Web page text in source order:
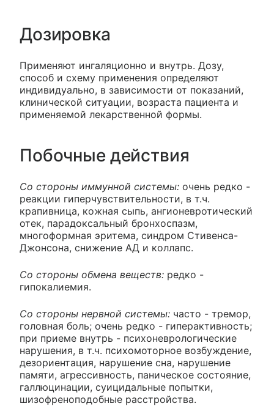
Дозировка
Применяют ингаляционно и внутрь. Дозу,
способ и схему применения определяют
индивидуально, в зависимости от показаний,
клинической ситуации, возраста пациента и
применяемой лекарственной формы.
Побочные действия
Со стороны иммунной системы: очень редко -
реакции гиперчувствительности, в т.ч.
крапивница, кожная сыпь, ангионевротический
отек, парадоксальный бронхоспазм,
многоформная эритема, синдром Стивенса-
Джонсона, снижение АД и коллапс.
Со стороны обмена веществ: редко -
гипокалиемия.
Со стороны нервной системы: часто - тремор,
головная боль; очень редко - гиперактивность;
при приеме внутрь - психоневрологические
нарушения, в т.ч. психомоторное возбуждение,
дезориентация, нарушение сна, нарушение
памяти, агрессивность, паническое состояние,
галлюцинации, суицидальные попытки,
шизофреноподобные расстройства.